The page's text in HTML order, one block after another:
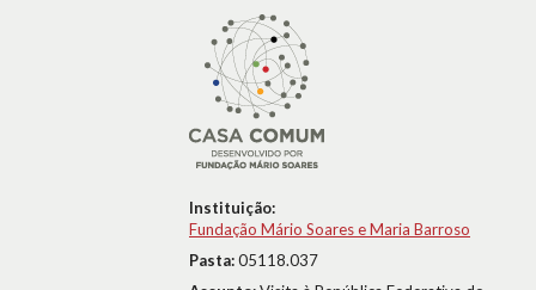
Instituição:
Fundação Mário Soares e Maria Barroso
Pasta:05118.037